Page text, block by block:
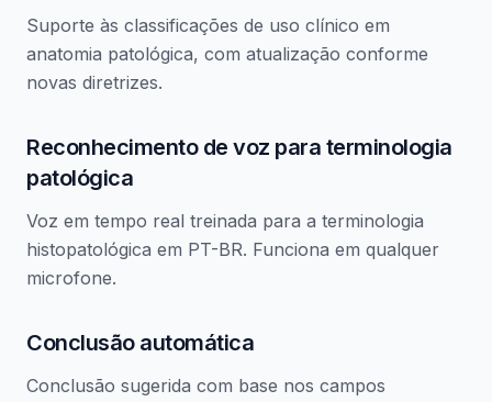
Suporte às classificações de uso clínico em
anatomia patológica, com atualização conforme
novas diretrizes.
Reconhecimento de voz para terminologia
patológica
Voz em tempo real treinada para a terminologia
histopatológica em PT-BR. Funciona em qualquer
microfone.
Conclusão automática
Conclusão sugerida com base nos campos